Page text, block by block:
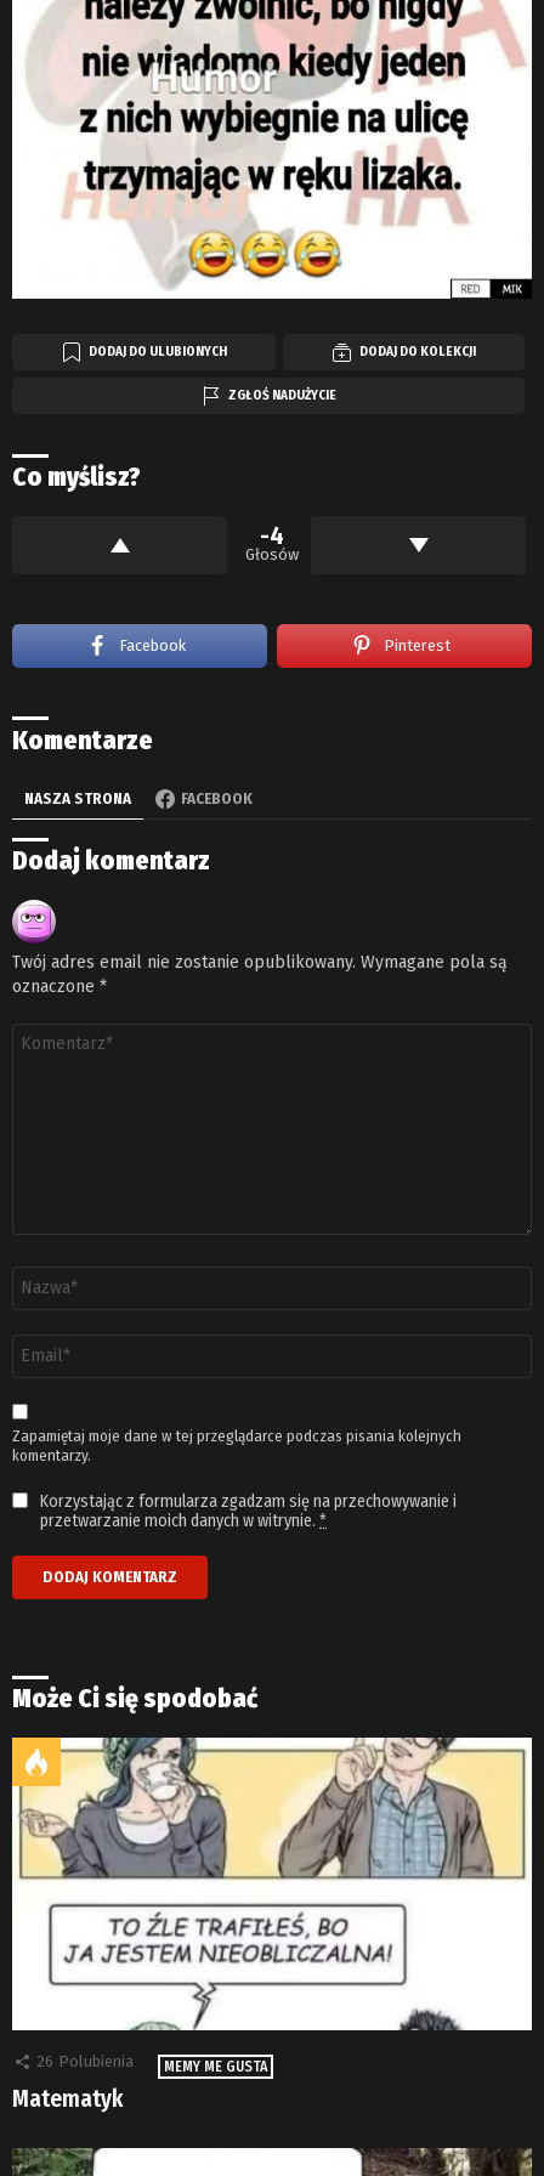
DODAJ DO ULUBIONYCH DODAJ DO KOLEKCJI
ZGŁOŚ NADUŻYCIE
Co myślisz?
-4
Głosów
Facebook Pinterest
Komentarze
NASZA STRONA FACEBOOK
Dodaj komentarz
Twój adres email nie zostanie opublikowany. Wymagane pola są
oznaczone *
email
*
Zapamiętaj moje dane w tej przeglądarce podczas pisania kolejnych
komentarzy.
Korzystając z formularza zgadzam się na przechowywanie i
przetwarzanie moich danych w witrynie. *
Może Ci się spodobać
26 Polubienia MEMY ME GUSTA
Matematyk